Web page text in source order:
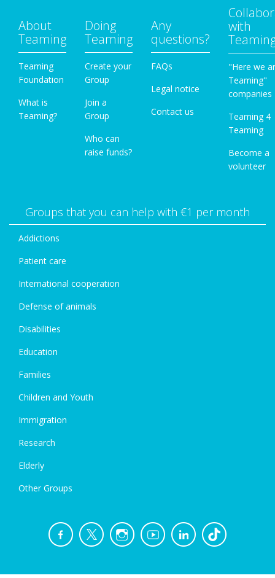
About
Teaming
Teaming
Foundation
What is
Teaming?
Doing
Teaming
Create your
Group
Join a
Group
Who can
raise funds?
Any
questions?
FAQs
Legal notice
Contact us
with
"Here we
Teaming"
companies
Teaming 4
Teaming
Become a
volunteer
Groups that you can help with €1 per month
Addictions
Patient care
International cooperation
Defense of animals
Disabilities
Education
Families
Children and Youth
Immigration
Research
Elderly
Other Groups